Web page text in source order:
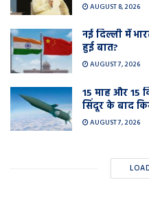
AUGUST 8, 2026
नई दिल्ली में
हुई बात?
AUGUST 7, 2026
15 माह और 15
सिंदूर के बाद
AUGUST 7, 2026